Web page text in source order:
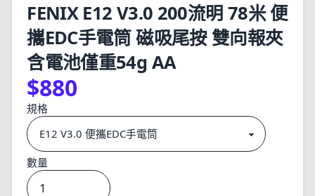
FENIX E12 V3.0 200流明 78米 便
攜EDC手電筒 磁吸尾按 雙向報夾
含電池僅重54g AA
$880
規格
數量